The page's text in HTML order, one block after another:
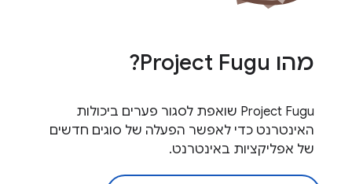
מהו Project Fugu?
Project Fugu שואפת לסגור פערים ביכולות
האינטרנט כדי לאפשר הפעלה של סוגים חדשים
של אפליקציות באינטרנט.